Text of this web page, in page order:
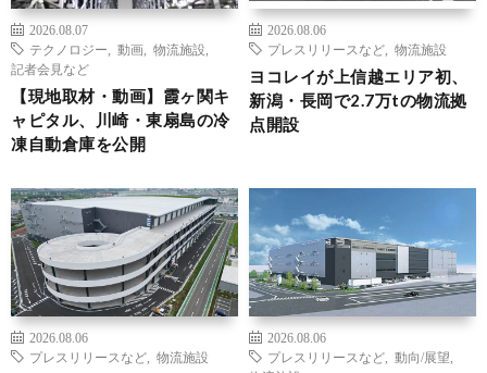
2026.08.07
テクノロジー
動画 物流施設
記者会見など
【現地取材・動画】霞ヶ関キ
ャピタル、川崎・東扇島の冷
凍自動倉庫を公開
2026.08.06
プレスリリースなど
物流施設
ヨコレイが上信越エリア初、
新潟・長岡で2.7万tの物流拠
点開設
2026.08.06
プレスリリースなど
物流施設
2026.08.06
プレスリリースなど
動向/展望